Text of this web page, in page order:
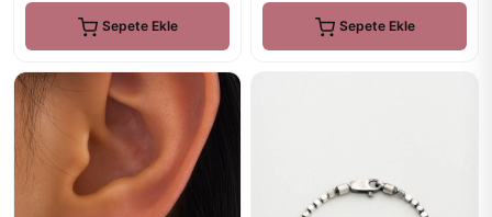
Sepete Ekle Sepete Ekle